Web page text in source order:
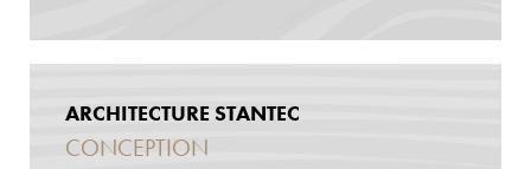
ARCHITECTURE STANTEC
CONCEPTION